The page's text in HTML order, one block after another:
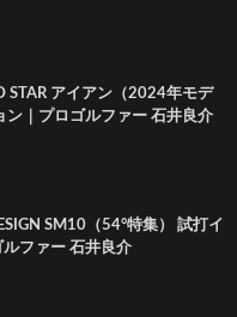
STAR アイアン（2024年モデ
ン｜プロゴルファー 石井良介
SM10（54°特集） 試打イ
ファー 石井良介